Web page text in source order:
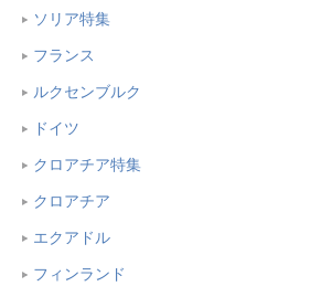
ソリア特集
フランス
ルクセンブルク
ドイツ
クロアチア特集
クロアチア
エクアドル
フィンランド